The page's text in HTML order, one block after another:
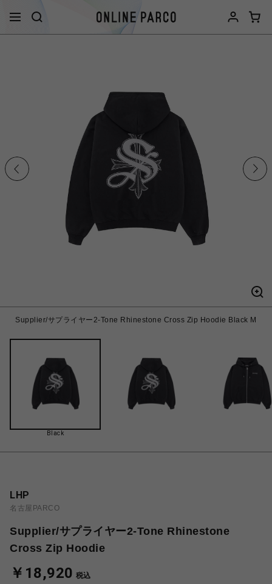
Supplier/サプライヤー2-Tone Rhinestone Cross Zip Hoodie Black M
Black
LHP
名古屋PARCO
Supplier/サプライヤー2-Tone Rhinestone
Cross Zip Hoodie
￥18,920 税込